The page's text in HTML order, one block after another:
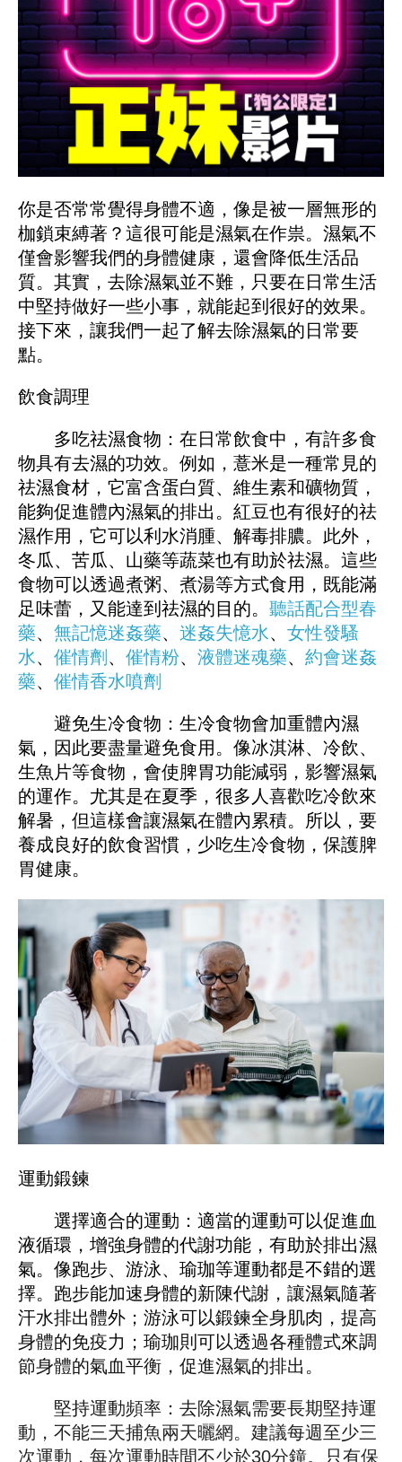
你是否常常覺得身體不適，像是被一層無形的
枷鎖束縛著？這很可能是濕氣在作祟。濕氣不
僅會影響我們的身體健康，還會降低生活品
質。其實，去除濕氣並不難，只要在日常生活
中堅持做好一些小事，就能起到很好的效果。
接下來，讓我們一起了解去除濕氣的日常要
點。
飲食調理
多吃祛濕食物：在日常飲食中，有許多食
物具有去濕的功效。例如，薏米是一種常見的
祛濕食材，它富含蛋白質、維生素和礦物質，
能夠促進體內濕氣的排出。紅豆也有很好的祛
濕作用，它可以利水消腫、解毒排膿。此外，
冬瓜、苦瓜、山藥等蔬菜也有助於祛濕。這些
食物可以透過煮粥、煮湯等方式食用，既能滿
足味蕾，又能達到祛濕的目的。 聽話配合型春
藥、 無記憶迷姦藥、 迷姦失憶水、 女性發騷
水、 催情劑 、 催情粉、 液體迷魂藥、 約會迷姦
藥、 催情香水噴劑
避免生冷食物：生冷食物會加重體內濕
氣，因此要盡量避免食用。像冰淇淋、冷飲、
生魚片等食物，會使脾胃功能減弱，影響濕氣
的運作。尤其是在夏季，很多人喜歡吃冷飲來
解暑，但這樣會讓濕氣在體內累積。所以，要
養成良好的飲食習慣，少吃生冷食物，保護脾
胃健康。
運動鍛鍊
選擇適合的運動：適當的運動可以促進血
液循環，增強身體的代謝功能，有助於排出濕
氣。像跑步、游泳、瑜珈等運動都是不錯的選
擇。跑步能加速身體的新陳代謝，讓濕氣隨著
汗水排出體外；游泳可以鍛鍊全身肌肉，提高
身體的免疫力；瑜珈則可以透過各種體式來調
節身體的氣血平衡，促進濕氣的排出。
堅持運動頻率：去除濕氣需要長期堅持運
動，不能三天捕魚兩天曬網。建議每週至少三
次運動，每次運動時間不少於30分鐘。只有保